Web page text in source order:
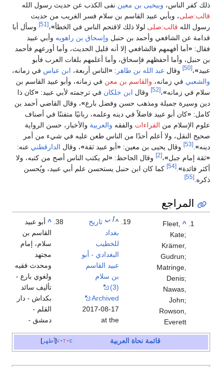
ذلك كفر الناس، وبيحيى بن معين نفى الكذب عن حديث رسول الله
قالب:صلى، وبأبي عبيد القاسم بن سلام فسر الغريب من حديث
رسول الله قالب:صلى لولا ذلك لاقتحم الناس في الخطأ»،[51]
وسأل أبا
قدامة عن الشافعي وأحمد بن حنبل وإسحاق بن راهويه وأبي عبيد
فقال: «أما أفهمهم فالشافعي إلا أنه قليل الحديث، وأما أورعهم فأحمد
بن حنبل، وأما أحفظهم فإسحاق، وأما أعلمهم بلغات العرب فأبو
عبيد»،[50] وقال عبد الله بن طاهر :
«الناس أربعة، ابن عباس في زمانه،
والشعبي في زمانه، والقاسم بن معن في زمانه، وأبو عبيد القاسم بن
سلام في زمانه»،[52] وقال ابن خلكان في ترجمته لأبي عبيد: «كان ذا
دين وسيرة جميلة ومذهب حسن وفضل بارع»، وقال القاضي أحمد بن
كامل: «كان أبو عبيد فاضلاً في دينه وعلمه، ربانيًا متفننًا في أصناف
علوم الإسلام من القراءات والفقه والعربية والأخبار، حسن الرواية
صحيح النقل، ولا أعلم أحدًا من الناس طعن عليه في شيء من أمر
دينه»
[53] وقال يحيى بن معين: «أبو عبيد ثقة»، وقال الدارقطني عنه:
«ثقة إمام جبل»،[2] وقال الجاحظ: «لم يكتب الناس أصح من كتبه، ولا
أكثر فائدة»
[54]
كما كان ابن حنبل يستحسن علم أبي عبيد، ويُحسن
ذكره. [55]
المراجع
^
Fleet,
Kate;
Krämer,
Gudrun;
Matringe,
Denis;
Nawas,
John;
Rowson,
Everett
(eds.)."Abū
ʿUbayd al-
^أ ب تاريخ
بغداد
للخطيب
البغدادي - أبو
عبيد القاسم
بن سلام
(3)
Archived
2017-08-17
at the
Machine
^ طبقات
الحنابلة لابن
^ أبو عبيد
القاسم بن
سلام، إمام
مجتهد
ومحدث فقيه
ولغوي بارع -
تأليف سائد
بكداش - دار
القلم -
دمشق -
112
^ الباحث
أظهر v t e قائمة نحاة العربية